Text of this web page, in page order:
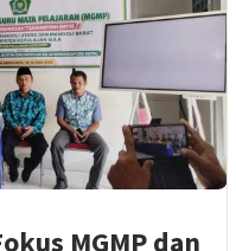
MGMP dan